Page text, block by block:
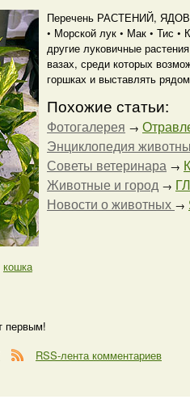
Перечень РАСТЕНИЙ,
• Морской лук • Мак • Тис •
другие луковичные
вазах, среди которых
горшках и выставлять
Похожие статьи:
Фотогалерея →
Энциклопедия
Советы ветеринара →
Животные и город →
Новости о животных →
кошка
первым!
RSS-лента комментариев